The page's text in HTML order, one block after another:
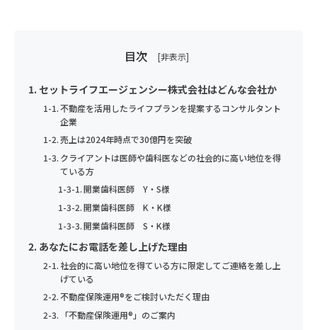
目次
セットライフエージェンシー株式会社はどんな会社か
不動産を活用したライフプランを提案するコンサルタント
企業
売上は2024年時点で30億円を突破
クライアントは医師や歯科医などの社会的に高い地位を得
ている方
開業歯科医師 Y・S様
開業歯科医師 K・K様
開業歯科医師 S・K様
あなたにお電話を差し上げた理由
社会的に高い地位を得ている方に限定してご連絡を差し上
げている
不動産保険運用®をご検討いただく理由
「不動産保険運用®」のご案内
当社は、個人情報保護の観点から、お問い合わせ・資料請求・無
みに利用いたします。
①当社事業に関してお問い合わせいただいた内容に回答するた
②当社事業に関してご請求いただいた各種資料を発送するため。
③当社のサービスのご案内・サポート情報をご提供するため。
④当社が委託を受けている保険募集業務およびこれらに付帯・関
連するサービスの提供等のため。なお、当社に対し保険募集業務
の委託を行う保険会社の利用目的は、それぞれの会社のホームペ
ージに記載してあります。
4) 利用目的の変更
上記の利用目的を変更する場合には、相当の関連性を有すると合
し、原則として書面等（電磁的記録を含む。以下同じ。）により
通知し、または当社のホームページなどにより公表します。
メールアドレス
送信する
個人情報のお取り扱いについて
セットライフエージェンシー（以下，「当社」といいます。）
は、本ウェブサイト上で提供するサービス（以下「本サービス」
す）を定めます。
個人情報の重要性に鑑み、また、不動産業・保険業に対する社会
の信頼をより向上させるため、お客様の個人情報を適正にお取り
扱い致します。
1）法令等の遵守
個人情報の取扱いに同意する
メールアドレス 必須
ご希望日時 必須
以下の実施が可能な時間帯からご希望の無料個別セミナー時間
帯をご記載ください。
無料個別セミナー実施可能時間帯:月～土曜9:00～21:00(日祝祭
ご興味のある内容
個人情報のお取り扱いについて
セットライフエージェンシー（以下，「当社」といいます。）
は、本ウェブサイト上で提供するサービス（以下「本サービス」
といいます）におけるプライバシー情報の取扱いについて、以下
のとおりプライバシーポリシー（以下「本ポリシー」といいま
す）を定めます。